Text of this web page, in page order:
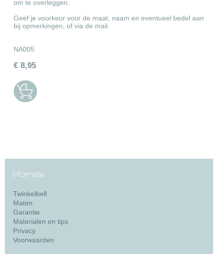
om te overleggen.
Geef je voorkeur voor de maat, naam en eventueel bedel aan
bij opmerkingen, of via de mail.
NA005
€ 8,95
Informatie
Twinkelbell
Maten
Garantie
Materialen en tips
Privacy
Voorwaarden